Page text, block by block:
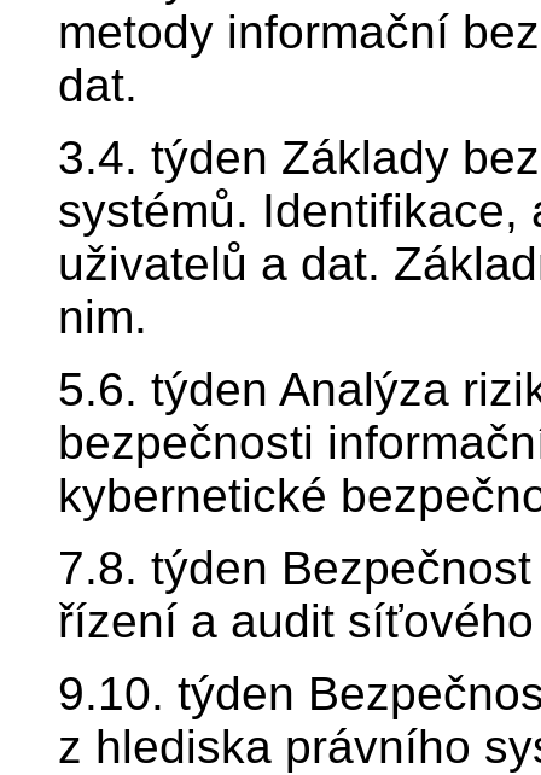
metody informační
dat.
3.4. týden Základy
systémů. Identifikace,
uživatelů a dat.
nim.
5.6. týden Analýza
bezpečnosti
kybernetické
7.8. týden
řízení a audit
9.10. týden
z hlediska právního